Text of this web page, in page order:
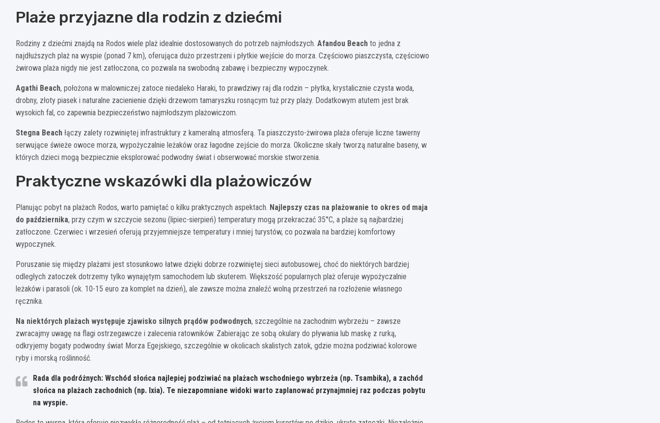
Plaże przyjazne dla rodzin z dziećmi
Rodziny z dziećmi znajdą na Rodos wiele plaż idealnie dostosowanych do potrzeb najmłodszych. Afandou Beach to jedna z
najdłuższych plaż na wyspie (ponad 7 km), oferująca dużo przestrzeni i płytkie wejście do morza. Częściowo piaszczysta, częściowo
żwirowa plaża nigdy nie jest zatłoczona, co pozwala na swobodną zabawę i bezpieczny wypoczynek.
Agathi Beach, położona w malowniczej zatoce niedaleko Haraki, to prawdziwy raj dla rodzin – płytka, krystalicznie czysta woda,
drobny, złoty piasek i naturalne zacienienie dzięki drzewom tamaryszku rosnącym tuż przy plaży. Dodatkowym atutem jest brak
wysokich fal, co zapewnia bezpieczeństwo najmłodszym plażowiczom.
Stegna Beach łączy zalety rozwiniętej infrastruktury z kameralną atmosferą. Ta piaszczysto-żwirowa plaża oferuje liczne tawerny
serwujące świeże owoce morza, wypożyczalnie leżaków oraz łagodne zejście do morza. Okoliczne skały tworzą naturalne baseny, w
których dzieci mogą bezpiecznie eksplorować podwodny świat i obserwować morskie stworzenia.
Praktyczne wskazówki dla plażowiczów
Planując pobyt na plażach Rodos, warto pamiętać o kilku praktycznych aspektach. Najlepszy czas na plażowanie to okres od maja
do października, przy czym w szczycie sezonu (lipiec-sierpień) temperatury mogą przekraczać 35°C, a plaże są najbardziej
zatłoczone. Czerwiec i wrzesień oferują przyjemniejsze temperatury i mniej turystów, co pozwala na bardziej komfortowy
wypoczynek.
Poruszanie się między plażami jest stosunkowo łatwe dzięki dobrze rozwiniętej sieci autobusowej, choć do niektórych bardziej
odległych zatoczek dotrzemy tylko wynajętym samochodem lub skuterem. Większość popularnych plaż oferuje wypożyczalnie
leżaków i parasoli (ok. 10-15 euro za komplet na dzień), ale zawsze można znaleźć wolną przestrzeń na rozłożenie własnego
ręcznika.
Na niektórych plażach występuje zjawisko silnych prądów podwodnych, szczególnie na zachodnim wybrzeżu – zawsze
zwracajmy uwagę na flagi ostrzegawcze i zalecenia ratowników. Zabierając ze sobą okulary do pływania lub maskę z rurką,
odkryjemy bogaty podwodny świat Morza Egejskiego, szczególnie w okolicach skalistych zatok, gdzie można podziwiać kolorowe
ryby i morską roślinność.
Rada dla podróżnych: Wschód słońca najlepiej podziwiać na plażach wschodniego wybrzeża (np. Tsambika), a zachód
słońca na plażach zachodnich (np. Ixia). Te niezapomniane widoki warto zaplanować przynajmniej raz podczas pobytu
na wyspie.